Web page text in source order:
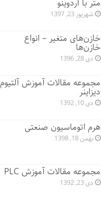
متر با آردوینو
شهریور 23, 1397
خازن‌های متغیر – انواع
خازن‌ها
دی 28, 1396
مجموعه مقالات آموزش آلتیوم
دیزاینر
دی 10, 1392
هرم اتوماسیون صنعتی
بهمن 18, 1398
مجموعه مقالات آموزش PLC
دی 23, 1392